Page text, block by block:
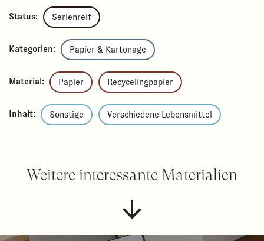
Status: Serienreif
Kategorien: Papier & Kartonage
Material: Papier Recycelingpapier
Inhalt: Sonstige Verschiedene Lebensmittel
Weitere interessante Materialien